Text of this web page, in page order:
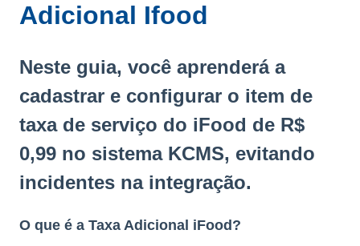
Adicional Ifood
Neste guia, você aprenderá a
cadastrar e configurar o item de
taxa de serviço do iFood de R$
0,99 no sistema KCMS, evitando
incidentes na integração.
O que é a Taxa Adicional iFood?